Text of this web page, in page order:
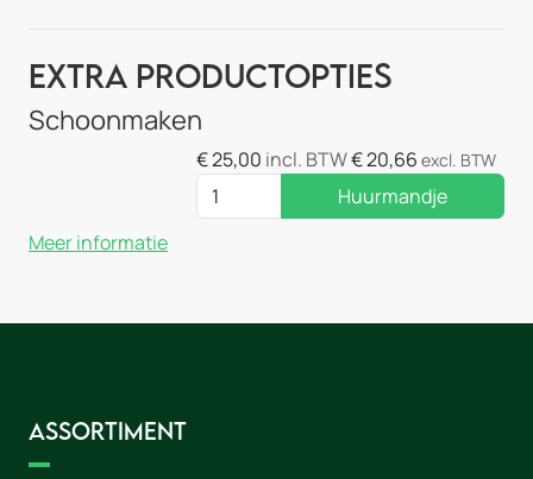
Extra Productopties
Schoonmaken
€25,00 incl. BTW€20,66 excl. BTW
Huurmandje
Meer informatie
Assortiment